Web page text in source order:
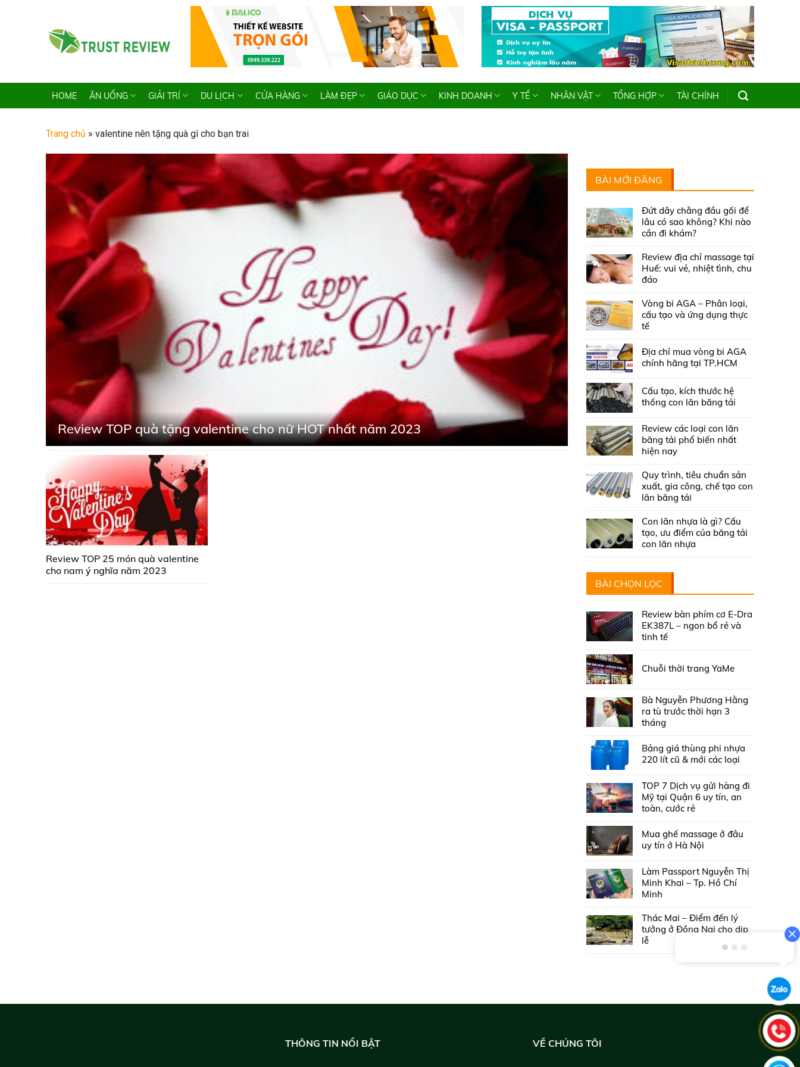
HOME ĂN UỐNG GIẢI TRÍ DU LỊCH CỬA HÀNG LÀM ĐẸP GIÁO DỤC KINH DOANH Y TẾ NHÂN VẬT TỔNG HỢP TÀI CHÍNH
Trang chủ » valentine nên tặng quà gì cho bạn trai
Review TOP quà tặng valentine cho nữ HOT nhất năm 2023
Review TOP 25 món quà valentine
cho nam ý nghĩa năm 2023
BÀI MỚI ĐĂNG
Đứt dây chằng đầu gối để
lâu có sao không? Khi nào
cần đi khám?
Review địa chỉ massage tại
Huế: vui vẻ, nhiệt tình, chu
đáo
Vòng bi AGA – Phân loại,
cấu tạo và ứng dụng thực
tế
Địa chỉ mua vòng bi AGA
chính hãng tại TP.HCM
Cấu tạo, kích thước hệ
thống con lăn băng tải
Review các loại con lăn
băng tải phổ biến nhất
hiện nay
Quy trình, tiêu chuẩn sản
xuất, gia công, chế tạo con
lăn băng tải
Con lăn nhựa là gì? Cấu
tạo, ưu điểm của băng tải
con lăn nhựa
BÀI CHỌN LỌC
Review bàn phím cơ E-Dra
EK387L – ngon bổ rẻ và
tinh tế
Chuỗi thời trang YaMe
Bà Nguyễn Phương Hằng
ra tù trước thời hạn 3
tháng
Bảng giá thùng phi nhựa
220 lít cũ & mới các loại
TOP 7 Dịch vụ gửi hàng đi
Mỹ tại Quận 6 uy tín, an
toàn, cước rẻ
Mua ghế massage ở đâu
uy tín ở Hà Nội
Làm Passport Nguyễn Thị
Minh Khai – Tp. Hồ Chí
Minh
Thác Mai – Điểm đến lý
tưởng ở Đồng Nai cho dịp
lễ
THÔNG TIN NỔI BẬT VỀ CHÚNG TÔI